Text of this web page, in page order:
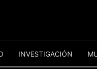
INVESTIGACIÓN